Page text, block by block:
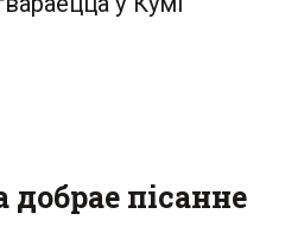
добрае пісанне